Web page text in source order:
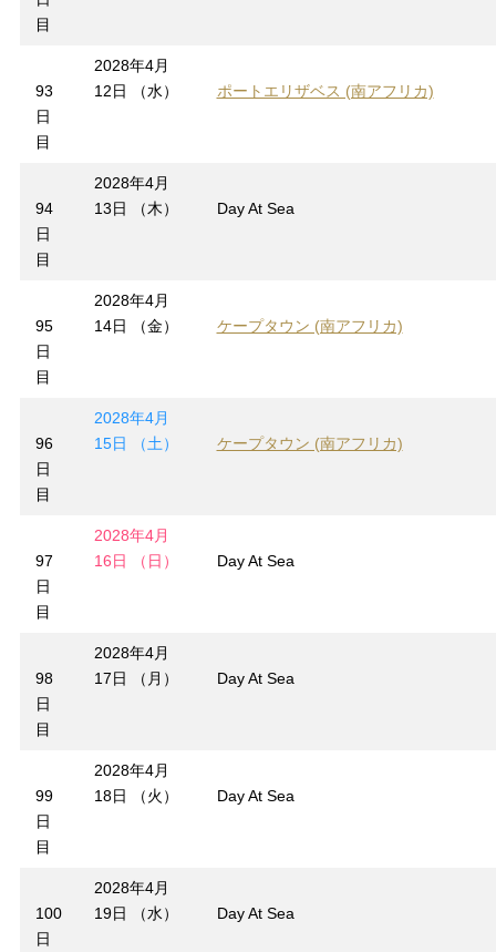
目
93
日
目
2028年4月
12日 （水）
ポートエリザベス (南アフリカ)
94
日
目
2028年4月
13日 （木）
Day At Sea
95
日
目
2028年4月
14日 （金）
ケープタウン (南アフリカ)
96
日
目
2028年4月
15日 （土）
ケープタウン (南アフリカ)
97
日
目
2028年4月
16日 （日）
Day At Sea
98
日
目
2028年4月
17日 （月）
Day At Sea
99
日
目
2028年4月
18日 （火）
Day At Sea
100
日
2028年4月
19日 （水）
Day At Sea